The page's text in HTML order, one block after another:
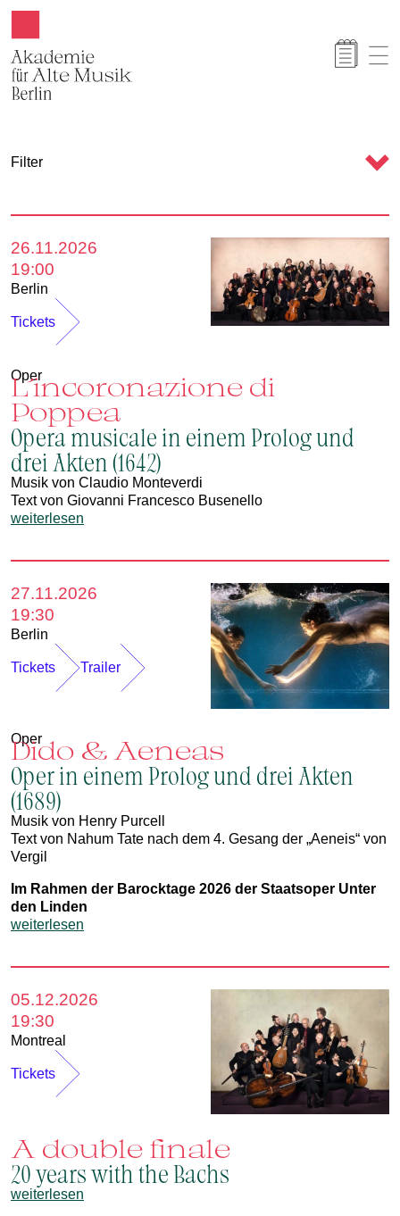
K
n
d
r
Filter
26.11.2026
19:00
Berlin
Tickets
Oper
L´incoronazione di
Poppea
Opera musicale in einem Prolog und
drei Akten (1642)
Musik von Claudio Monteverdi
Text von Giovanni Francesco Busenello
weiterlesen
27.11.2026
19:30
Berlin
Tickets Trailer
Oper
Dido & Aeneas
Oper in einem Prolog und drei Akten
(1689)
Musik von Henry Purcell
Text von Nahum Tate nach dem 4. Gesang der „Aeneis“ von
Vergil
Im Rahmen der Barocktage 2026 der Staatsoper Unter
den Linden
weiterlesen
05.12.2026
19:30
Montreal
Tickets
A double finale
20 years with the Bachs
weiterlesen